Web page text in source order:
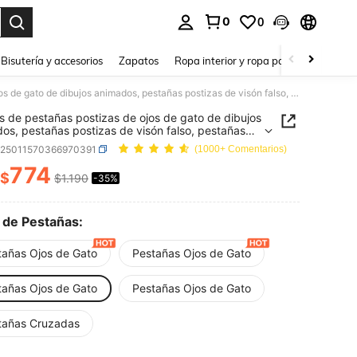
0 0
Bisutería y accesorios Zapatos Ropa interior y ropa para dormir
5 pares de pestañas postizas de ojos de gato de dibujos animados, pestañas postizas de visón falso, pestañas de ojos de zorro, pestañas postizas naturales y gruesas, esenciales de maquillaje para cosplay y viajes
de pestañas postizas de ojos de gato de dibujos
pestañas postizas de visón falso, pestañas
de zorro, pestañas postizas naturales y gruesas,
de maquillaje para cosplay y viajes
(1000+ Comentarios)
AND AVAILABILITY
$774 $1.190 -35%
Pestañas:
Ojos de Gato Pestañas Ojos de Gato
Ojos de Gato Pestañas Ojos de Gato
Cruzadas